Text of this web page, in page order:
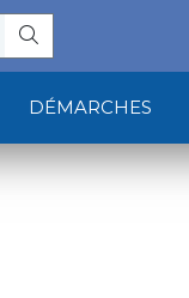
DÉMARCHES